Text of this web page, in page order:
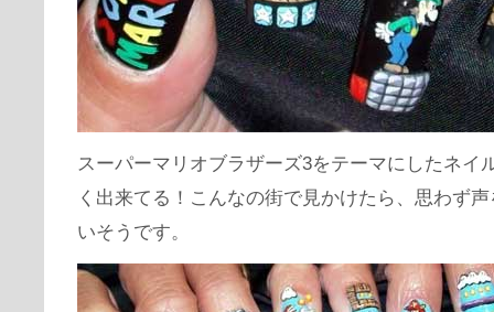
スーパーマリオブラザーズ3をテーマにしたネイ
く出来てる！こんなの街で見かけたら、思わず
いそうです。